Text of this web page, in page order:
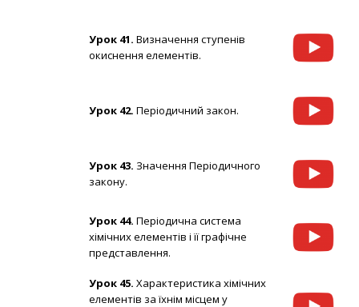
Урок 41. Визначення ступенів
окиснення елементів.
Урок 42. Періодичний закон.
Урок 43. Значення Періодичного
закону.
Урок 44. Періодична система
хімічних елементів і її графічне
представлення.
Урок 45. Характеристика хімічних
елементів за їхнім місцем у